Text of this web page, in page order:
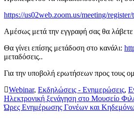
https://us02web.zoom.us/meeting/
Αμέσως μετά την εγγραφή σας θα λάβετε
Θα γίνει επίσης μετάδοση στο κανάλι:
μεταδόσεις..
Για την υποβολή ερωτήσεων προς τους
Webinar, Εκδηλώσεις - Ενημερώσεις,
Πλοήγηση
άρθρων
Ηλεκτρονική ξενάγηση στο Μουσείο
Ώρες Ενημέρωσης Γονέων και